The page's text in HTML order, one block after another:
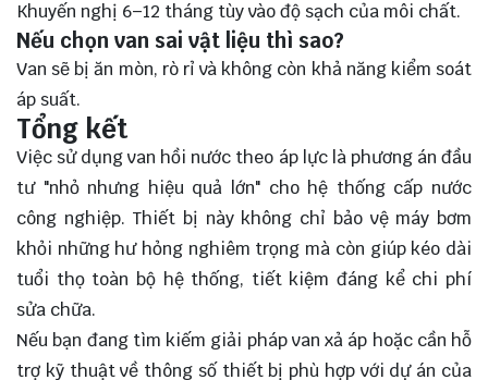
Khuyến nghị 6–12 tháng tùy vào độ sạch của môi chất.
Nếu chọn van sai vật liệu thì sao?
Van sẽ bị ăn mòn, rò rỉ và không còn khả năng kiểm soát
áp suất.
Tổng kết
Việc sử dụng van hồi nước theo áp lực là phương án đầu
tư "nhỏ nhưng hiệu quả lớn" cho hệ thống cấp nước
công nghiệp. Thiết bị này không chỉ bảo vệ máy bơm
khỏi những hư hỏng nghiêm trọng mà còn giúp kéo dài
tuổi thọ toàn bộ hệ thống, tiết kiệm đáng kể chi phí
sửa chữa.
Nếu bạn đang tìm kiếm giải phápvan xả áp hoặc cần hỗ
trợ kỹ thuật về thông số thiết bị phù hợp với dự án của